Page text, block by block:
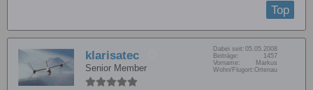
Top
klarisatec
Senior Member
Dabei seit: 05.05.2008
Beiträge:
1457
Vorname:
Markus
Wohn/Flugort:Ortenau